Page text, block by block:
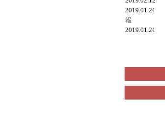
2019.01.21
報
2019.01.21